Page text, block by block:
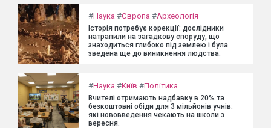
#Наука #Європа #Археологія
Історія потребує корекції: дослідники
натрапили на загадкову споруду, що
знаходиться глибоко під землею і була
зведена ще до виникнення людства.
#Наука #Київ #Політика
Вчителі отримають надбавку в 20% та
безкоштовні обіди для 3 мільйонів учнів:
які нововведення чекають на школи з
вересня.